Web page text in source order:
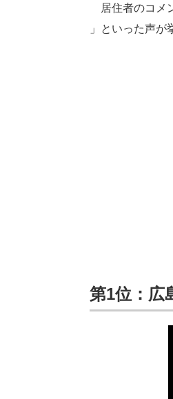
居住者のコメ
」といった声が
第1位：広